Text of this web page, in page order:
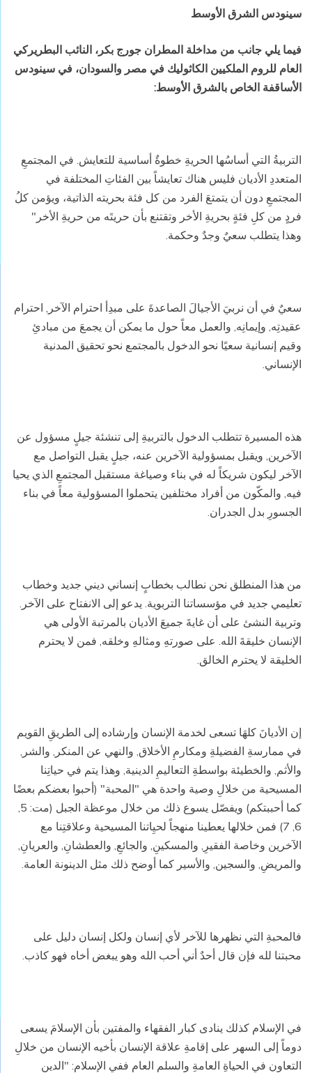
سينودس الشرق الأوسط
فيما يلي جانب من مداخلة المطران جورج بكر، النائب البطريركي
العام للروم الملكيين الكاثوليك في مصر والسودان، في سينودس
الأساقفة الخاص بالشرق الأوسط:
التربيةُ التي أساسُها الحريةِ خطوةٌ أساسية للتعايش. في المجتمعِ
المتعددِ الأديان فليس هناك تعايشاً بين الفئاتِ المختلفة في
المجتمعِ دون أن يتمتعَ الفرد من كل فئة بحريته الذاتية، ويؤمن كلُ
فردٍ من كلِ فئةٍ بحريةِ الأخر وتقتنع بأن حريتَه من حريةِ الأخر"
وهذا يتطلب سعيٌ وجدٌ وحكمة.
سعيٌ في أن نربيَ الأجيالَ الصاعدةَ على مبدِأ احترام الآخر, احترام
عقيدتِه, وإيمانِه, والعمل معاً حول ما يمكن أن يجمعَ من مبادئِ
وقيم إنسانية سعيًا نحو الدخول بالمجتمع نحو تحقيق المدنية
الإنساني.
هذه المسيرة تتطلب الدخول بالتربيةِ إلى تنشئة جيلٍ مسؤول عن
الآخرين, ويقبل بمسؤولية الآخرين عنه، جيلٍ يقبل التواصل مع
الآخر ليكون شريكاً له في بناء وصياغة مستقبل المجتمعِ الذي يحيا
فيه, والمكّون من أفراد مختلفين يتحملوا المسؤولية معاً في بناء
الجسورِ بدل الجدران.
من هذا المنطلق نحن نطالب بخطابٍ إنساني ديني جديد وخطاب
تعليمي جديد في مؤسساتنا التربوية. يدعو إلى الانفتاح على الآخر.
وتربية النشئ على أن غايةَ جميعَ الأديان بالمرتبة الأولى هي
الإنسان خليقةَ الله. على صورتهِ ومثالهِ وخلقه, فمن لا يحترم
الخليقة لا يحترم الخالق.
إن الأديانَ كلهَا تسعى لخدمة الإنسان وإرشاده إلى الطريقِ القويم
في ممارسةِ الفضيلةِ ومكارمِ الأخلاق, والنهي عن المنكر, والشر,
والأثم, والخطيئة بواسطةِ التعاليمِ الدينية, وهذا يتم في حياتِنا
المسيحية من خلالِ وصية واحدة هي "المحبة" (أحبوا بعضكم بعضًا
كما أحببتكم) ويفصّل يسوع ذلك من خلال موعظة الجبل (مت: 5,
6, 7) فمن خلالها يعطينا منهجاً لحيِاتنا المسيحية وعلاقتِنا مع
الآخرين وخاصة الفقيرِ, والمسكينِ, والجائعِ, والعطشانِ, والعريانِ,
والمريضِ, والسجين, والأسير كما أوضح ذلك مثل الدينونة العامة.
فالمحبةِ التي نظهرها للآخر لأي إنسان ولكل إنسان دليل على
محبتنا لله فإن قال أحدٌ أني أحب الله وهو يبغض أخاه فهو كاذب.
في الإسلام كذلك ينادى كبار الفقهاء والمفتين بأن الإسلامَ يسعى
دوماً إلى السهر على إقامةِ علاقة الإنسان بأخيه الإنسان من خلالِ
التعاون في الحياةِ العامةِ والسلم العام ففي الإسلام: "الدين